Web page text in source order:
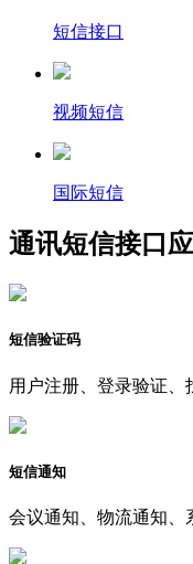
短信接口
视频短信
国际短信
通讯短信接口
短信验证码
用户注册、登录验证、
短信通知
会议通知、物流通知、